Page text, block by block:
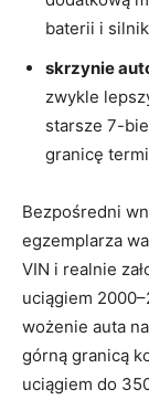
baterii i
skrzynie
zwykle
starsze 7-
granicę
Bezpośredni
egzemplarza
VIN i realnie
uciągiem
wożenie auta
górną granicą
uciągiem do